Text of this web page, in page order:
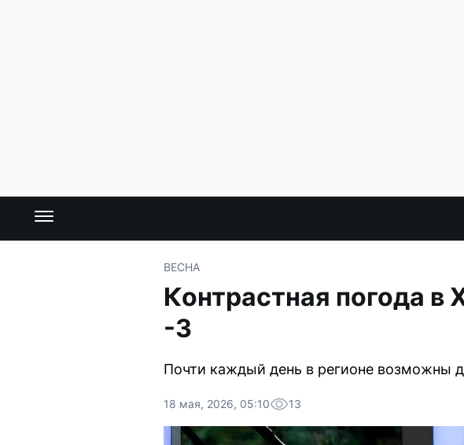
ВЕСНА
Контрастная погода в
-3
Почти каждый день в регионе возможны
18 мая, 2026, 05:10 13